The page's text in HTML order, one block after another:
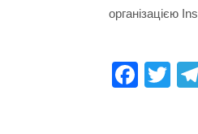
організацією
Fa T